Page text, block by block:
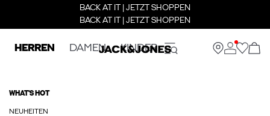
BACK AT IT | JETZT SHOPPEN
BACK AT IT | JETZT SHOPPEN
HERREN DAMEN KINDER
WHAT'S HOT
NEUHEITEN